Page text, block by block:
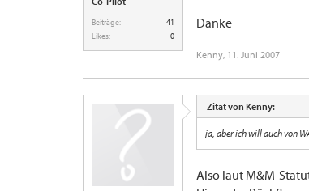
Beiträge:
41
Likes:
0
Danke
Kenny, 11. Juni 2007
Zitat von Kenny:
ja, aber ich will auch von
Also laut M&M-